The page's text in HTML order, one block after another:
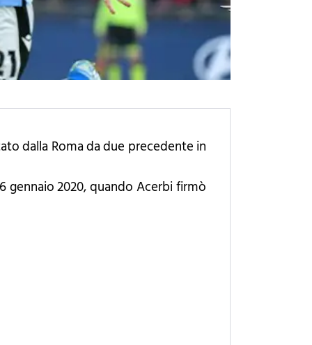
dalla Roma da due precedente in
gennaio 2020, quando Acerbi firmò